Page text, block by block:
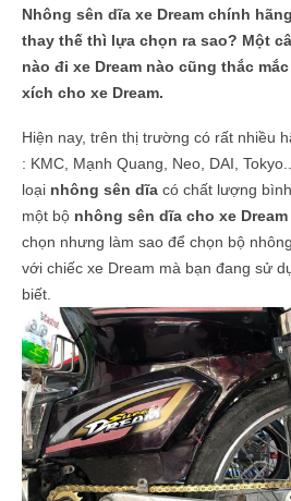
Nhông sên dĩa xe Dream chính
thay thế thì lựa chọn ra sao? Một
nào đi xe Dream nào cũng thắc mắc
xích cho xe Dream.
Hiện nay, trên thị trường có rất nhiều
: KMC, Mạnh Quang, Neo, DAI,
loại nhông sên dĩa có chất lượng
một bộ nhông sên dĩa cho xe Dream
chọn nhưng làm sao để chọn bộ
với chiếc xe Dream mà bạn đang sử
biết.